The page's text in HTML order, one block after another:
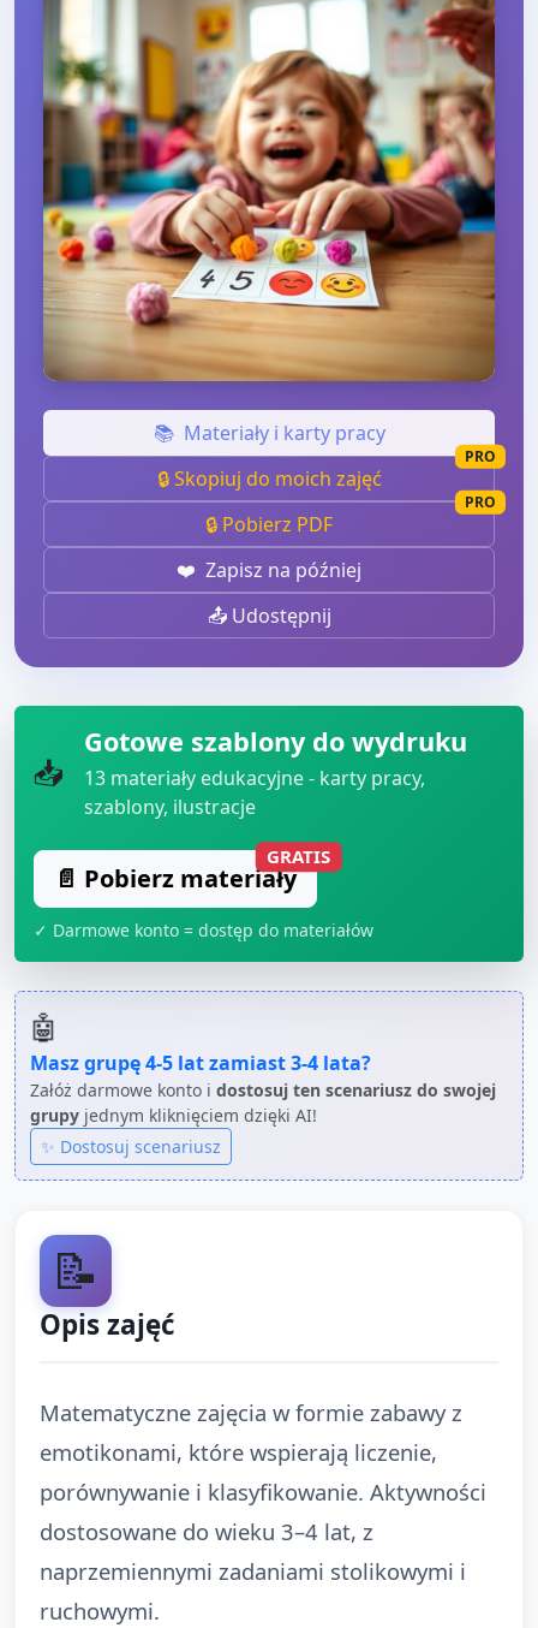
📚 Materiały i karty pracy
🔒 Skopiuj do moich zajęć
PRO
🔒 Pobierz PDF
PRO
❤️ Zapisz na później
📤 Udostępnij
📥
Gotowe szablony do wydruku
13 materiały edukacyjne - karty pracy,
szablony, ilustracje
📄 Pobierz materiały
GRATIS
✓ Darmowe konto = dostęp do materiałów
🤖
Masz grupę4-5 latzamiast3-4 lata?
Załóż darmowe konto i dostosuj ten scenariusz do swojej
grupy jednym kliknięciem dzięki AI!
✨ Dostosuj scenariusz
📝
Opis zajęć
Matematyczne zajęcia w formie zabawy z
emotikonami, które wspierają liczenie,
porównywanie i klasyfikowanie. Aktywności
dostosowane do wieku 3–4 lat, z
naprzemiennymi zadaniami stolikowymi i
ruchowymi.